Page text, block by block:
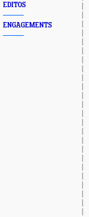
EDITOS
ENGAGEMENTS